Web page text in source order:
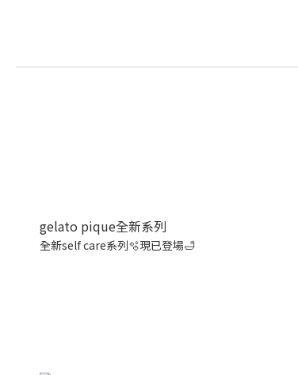
gelato pique全新系列
全新self care系列🫧現已登場🛁